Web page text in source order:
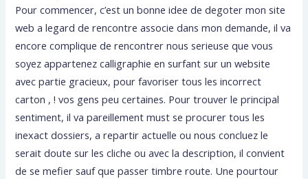
Pour commencer, c’est un bonne idee de degoter mon site
web a legard de rencontre associe dans mon demande, il va
encore complique de rencontrer nous serieuse que vous
soyez appartenez calligraphie en surfant sur un website
avec partie gracieux, pour favoriser tous les incorrect
carton , ! vos gens peu certaines. Pour trouver le principal
sentiment, il va pareillement must se procurer tous les
inexact dossiers, a repartir actuelle ou nous concluez le
serait doute sur les cliche ou avec la description, il convient
de se mefier sauf que passer timbre route. Une pourtour